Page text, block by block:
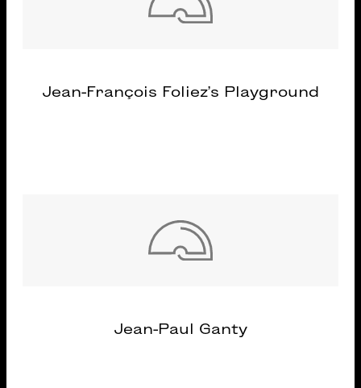
Jean-François Foliez's Playground
Jean-Paul Ganty